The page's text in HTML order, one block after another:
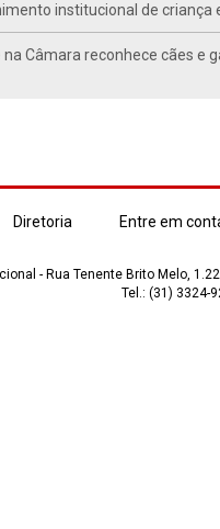
institucional de criança
na Câmara reconhece cães e
Diretoria Entre em
- Rua Tenente Brito Melo,
Tel.: (31) 3324-